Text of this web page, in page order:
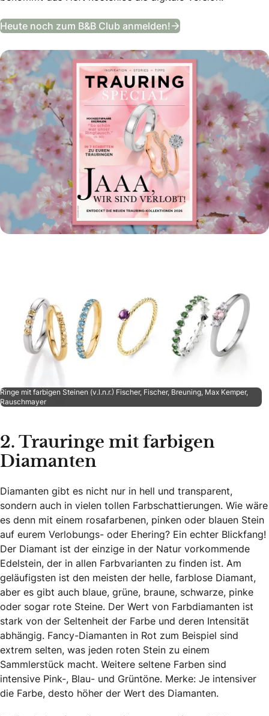
Heute noch zum B&B Club anmelden! Trauring Special
Ringe mit farbigen Steinen (v.l.n.r.) Fischer, Fischer, Breuning, Max Kemper,
Rauschmayer
2. Trauringe mit farbigen
Diamanten
Diamanten gibt es nicht nur in hell und transparent,
sondern auch in vielen tollen Farbschattierungen. Wie wäre
es denn mit einem rosafarbenen, pinken oder blauen Stein
auf eurem Verlobungs- oder Ehering? Ein echter Blickfang!
Der Diamant ist der einzige in der Natur vorkommende
Edelstein, der in allen Farbvarianten zu finden ist. Am
geläufigsten ist den meisten der helle, farblose Diamant,
aber es gibt auch blaue, grüne, braune, schwarze, pinke
oder sogar rote Steine. Der Wert von Farbdiamanten ist
stark von der Seltenheit der Farbe und deren Intensität
abhängig. Fancy-Diamanten in Rot zum Beispiel sind
extrem selten, was jeden roten Stein zu einem
Sammlerstück macht. Weitere seltene Farben sind
intensive Pink-, Blau- und Grüntöne. Merke: Je intensiver
die Farbe, desto höher der Wert des Diamanten.